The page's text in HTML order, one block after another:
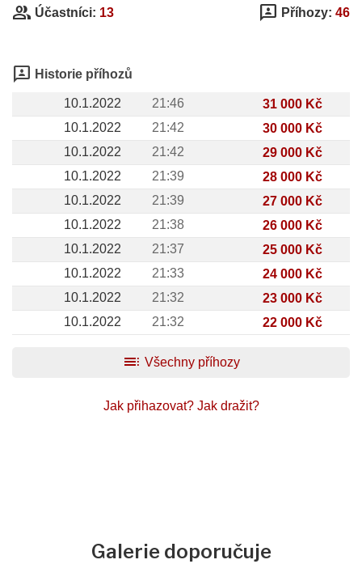
group Účastníci: 13 3p Příhozy: 46
3p Historie příhozů
10.1.2022 21:46
31 000 Kč
10.1.2022
21:42
30 000 Kč
10.1.2022
21:42
29 000 Kč
10.1.2022
21:39
28 000 Kč
10.1.2022
21:39
27 000 Kč
10.1.2022
21:38
26 000 Kč
10.1.2022
21:37
25 000 Kč
10.1.2022
21:33
24 000 Kč
10.1.2022
21:32
23 000 Kč
10.1.2022
21:32 22 000 Kč
toc Všechny příhozy
Jak přihazovat? Jak dražit?
Galerie doporučuje